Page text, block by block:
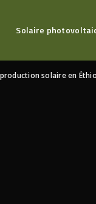
Solaire
solaire en